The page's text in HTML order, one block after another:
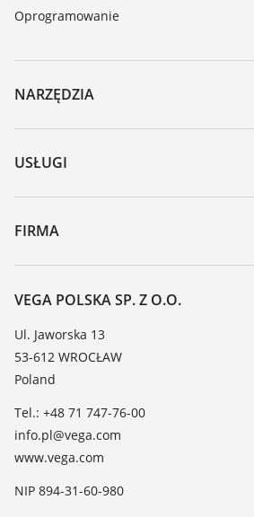
Oprogramowanie
NARZĘDZIA
Do pobrania
Wyszukiwanie po numerze seryjnym
DTM Collection/PACTware
USŁUGI
Naprawa
Szkolenia
TeamViewer
FIRMA
O firmie VEGA
Kontakt
Aktualności
Media
Blog
VEGA POLSKA SP. Z O.O.
Ul. Jaworska 13
53-612 WROCŁAW
Poland
Tel.: +48 71 747-76-00
info.pl@vega.com
www.vega.com
NIP 894-31-60-980